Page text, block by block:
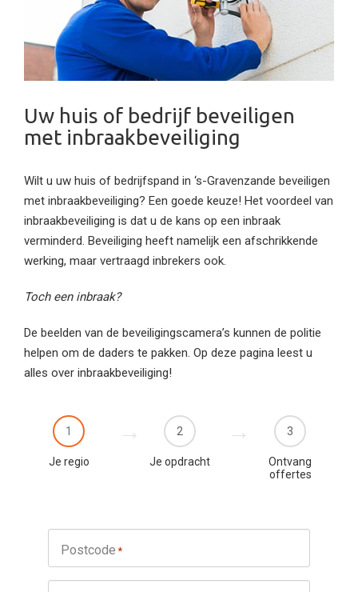
Uw huis of bedrijf beveiligen
met inbraakbeveiliging
Wilt u uw huis of bedrijfspand in ‘s-Gravenzande beveiligen
met inbraakbeveiliging? Een goede keuze! Het voordeel van
inbraakbeveiliging is dat u de kans op een inbraak
verminderd. Beveiliging heeft namelijk een afschrikkende
werking, maar vertraagd inbrekers ook.
Toch een inbraak?
De beelden van de beveiligingscamera’s kunnen de politie
helpen om de daders te pakken. Op deze pagina leest u
alles over inbraakbeveiliging!
1
Je regio
2
Je opdracht
3
Ontvang
offertes
Postcode *